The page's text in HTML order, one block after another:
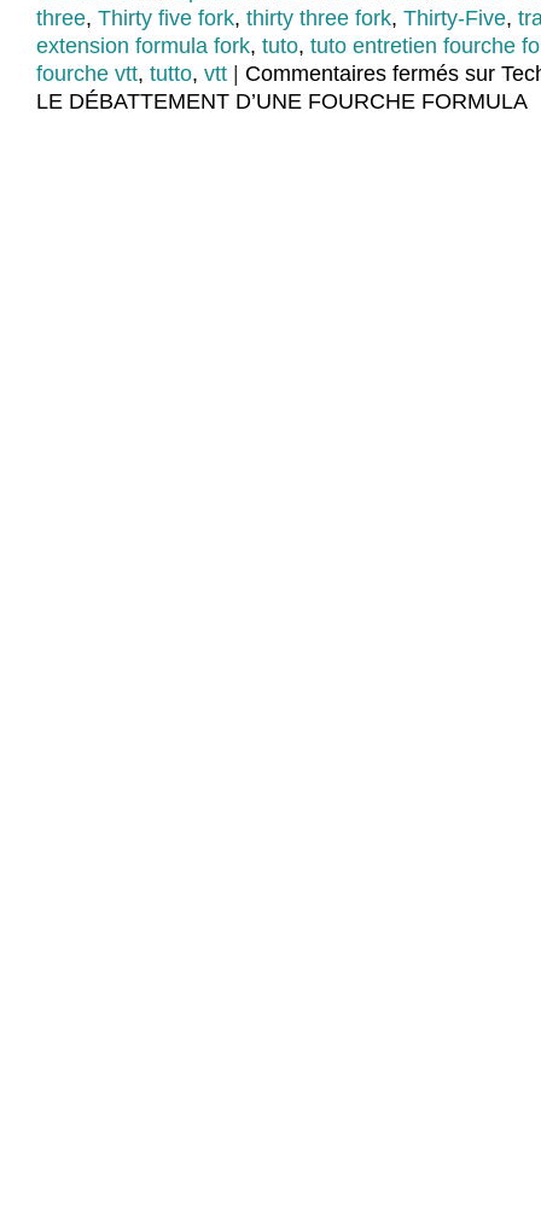
three, Thirty five fork, thirty three fork, Thirty-Five,
extension formula fork, tuto, tuto entretien fourche
fourche vtt, tutto, vtt Commentaires fermés sur
LE DÉBATTEMENT D’UNE FOURCHE FORMULA